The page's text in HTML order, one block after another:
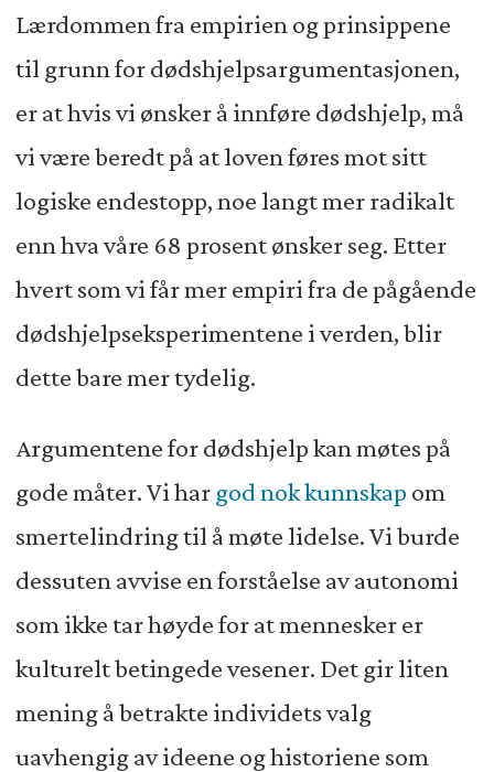
Lærdommen fra empirien og prinsippene
til grunn for dødshjelpsargumentasjonen,
er at hvis vi ønsker å innføre dødshjelp, må
vi være beredt på at loven føres mot sitt
logiske endestopp, noe langt mer radikalt
enn hva våre 68 prosent ønsker seg. Etter
hvert som vi får mer empiri fra de pågående
dødshjelpseksperimentene i verden, blir
dette bare mer tydelig.
Argumentene for dødshjelp kan møtes på
gode måter. Vi har god nok kunnskap om
smertelindring til å møte lidelse. Vi burde
dessuten avvise en forståelse av autonomi
som ikke tar høyde for at mennesker er
kulturelt betingede vesener. Det gir liten
mening å betrakte individets valg
uavhengig av ideene og historiene som